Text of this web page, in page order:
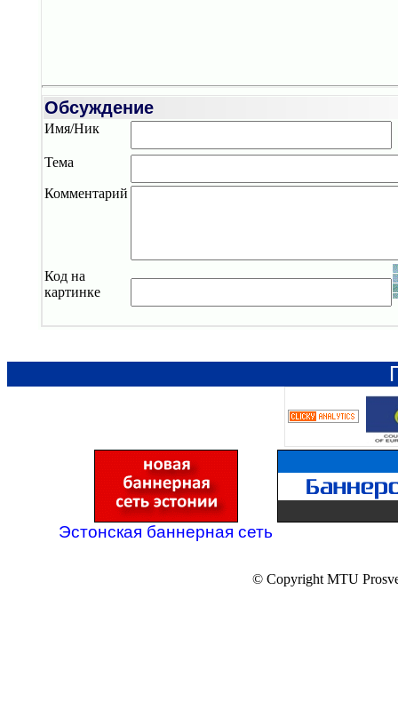
Обсуждение
Имя/Ник
Тема
Комментарий
Код на
картинке
Эстонская баннерная сеть
© Copyright MTU